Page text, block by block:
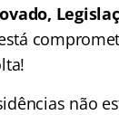
não